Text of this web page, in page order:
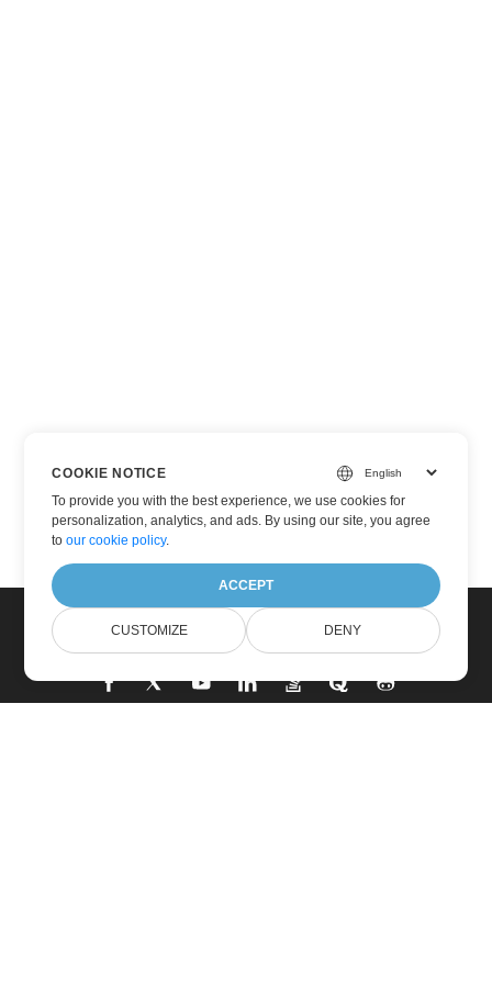
COOKIE NOTICE
To provide you with the best experience, we use cookies for
personalization, analytics, and ads. By using our site, you agree
toour cookie policy.
ACCEPT
CUSTOMIZE DENY